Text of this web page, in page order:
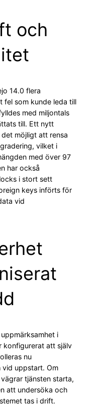
och
14.0 flera
fel som kunde leda till
med miljontals
till. Ett nytt
möjligt att rensa
vilket i
med över 97
har också
i stort sett
keys införts för
vid
i
konfigurerat att själv
nu
vid uppstart. Om
tjänsten starta,
att undersöka och
tas i drift.